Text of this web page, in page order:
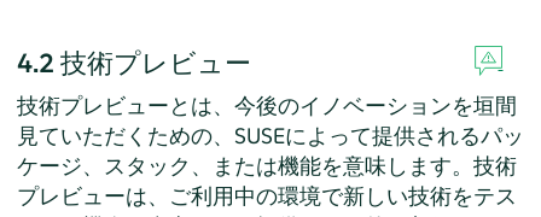
4.2 技術プレビュー
技術プレビューとは、今後のイノベーションを垣間
見ていただくための、SUSEによって提供されるパッ
ケージ、スタック、または機能を意味します。技術
プレビューは、ご利用中の環境で新しい技術をテス